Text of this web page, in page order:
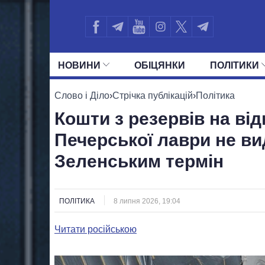
НОВИНИ ОБIЦЯНКИ ПОЛIТИКИ
УСІ ПОЛІТИКИ ПРЕЗИДЕНТ І ОФІС
Слово і Діло›Стрічка публікацій›Політика
Кошти з резервів на
Печерської лаври не
Зеленським термін
ПОЛІТИКА 8 липня 2026, 19:04
Читати російською